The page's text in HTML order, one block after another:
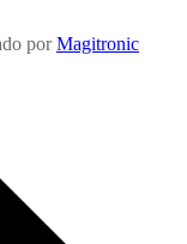
porMagitronic